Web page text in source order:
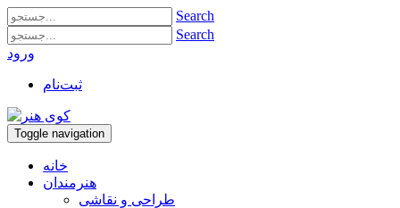
Search
Search
ورود
ثبت‌نام
Toggle navigation
خانه
هنرمندان
طراحی و نقاشی